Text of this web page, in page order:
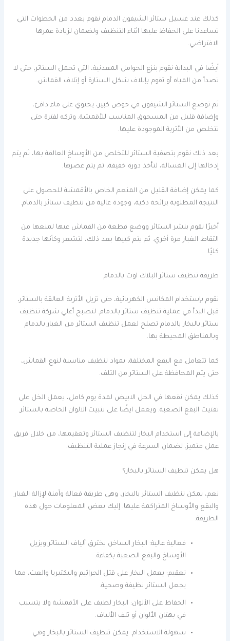
كذلك عند غسيل ستائر الشيفون الدمام نقوم بعدد من الخطوات التي
تساعدنا على الحفاظ عليها اثناء التنظيف ولضمان لزيادة عمرها
الافتراضي.
أيضًا في البداية نقوم بنزع الحوامل المعدنية، التي تحمل الستائر، حتى لا
تصدأ من المياه أو تقوم بإتلاف شكل الستارة أو إتلاف القماش.
ثم توضع الستائر الشيفون في حوض كبير، يحتوي على ماء دافئ،
وإضافة قليل من المسحوق المناسب للأقمشة. وتركه لفترة حتى
تتخلص من الأتربة الموجودة عليها.
بعد ذلك نقوم بتصفية الستائر للتخلص من الأوساخ العالقة بها، ثم يتم
إدخالها إلى الغسالة، لتأخذ دورة خفيفة، ثم يتم عصرها.
كما يمكن إضافة القليل من المنعم الخاص بالأقمشة للحصول على
النتيجة المطلوبة برائحة ذكية، وجودة عالية من تنظيف ستائر بالدمام.
أخيرًا نقوم بنشر الستائر ووضع قطعة من القماش عيها لمنعها من
التقاط الغبار مرة أخري. ثم يتم كييها بعد ذلك، لتشعر وكأنها جديدة
كليًا.
طريقة تنظيف ستائر البلاك اوت بالدمام
نقوم بإستخدام المكانس الكهربائية، حتى تزيل الأتربة العالقة بالستائر،
قبل البدأ في عملية تنظيف ستائر بالدمام. لتصبح أعلي شركة تنظيف
ستائر بالبخار بالدمام تصلح لعمل تنظيف الستائر من الغبار بالدمام
وبالمناطق المحيطة بها.
كما تتعامل مع البقع المختلفة، بمواد تنظيف مناسبة لنوع القماش،
حتى يتم المحافظة على الستائر من التلف.
كذلك يمكن نقعها في الخل الابيض لمدة يوم كامل، يعمل الخل على
تفتيت البقع الصعبة. ويعمل ايضًا على تثبيت الالوان الخاصة بالستائر.
بالإضافة إلى استخدام البخار لتنظيف الستائر وتعقيمها، من خلال فريق
عمل متميز. لضمان السرعة في إنجاز عملية التنظيف.
هل يمكن تنظيف الستائر بالبخار؟
نعم، يمكن تنظيف الستائر بالبخار، وهي طريقة فعالة وآمنة لإزالة الغبار
والبقع والأوساخ المتراكمة عليها. إليك بعض المعلومات حول هذه
الطريقة:
فعالية عالية: البخار الساخن يخترق ألياف الستائر ويزيل
الأوساخ والبقع الصعبة بكفاءة.
تعقيم: يعمل البخار على قتل الجراثيم والبكتيريا والعث، مما
يجعل الستائر نظيفة وصحية.
الحفاظ على الألوان: البخار لطيف على الأقمشة ولا يتسبب
في بهتان الألوان أو تلف الألياف.
سهولة الاستخدام: يمكن تنظيف الستائر بالبخار وهي